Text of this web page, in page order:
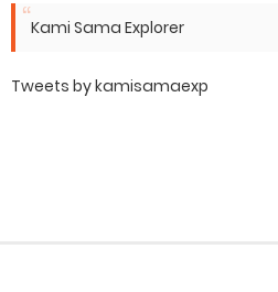
Kami Sama Explorer
Tweets by kamisamaexp